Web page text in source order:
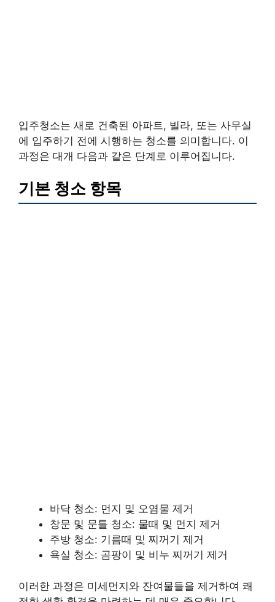
입주청소는 새로 건축된 아파트, 빌라, 또는 사무실
에 입주하기 전에 시행하는 청소를 의미합니다. 이
과정은 대개 다음과 같은 단계로 이루어집니다.
기본 청소 항목
바닥 청소: 먼지 및 오염물 제거
창문 및 문틀 청소: 물때 및 먼지 제거
주방 청소: 기름때 및 찌꺼기 제거
욕실 청소: 곰팡이 및 비누 찌꺼기 제거
이러한 과정은 미세먼지와 잔여물들을 제거하여 쾌